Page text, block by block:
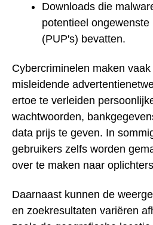
Downloads die
potentieel ongewenste
(PUP's) bevatten.
Cybercriminelen maken
misleidende
ertoe te verleiden
wachtwoorden,
data prijs te geven. In
gebruikers zelfs worden
over te maken naar
Daarnaast kunnen de
en zoekresultaten variëren